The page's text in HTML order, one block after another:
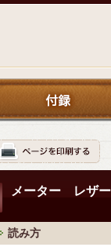
メーター レザー
読み方